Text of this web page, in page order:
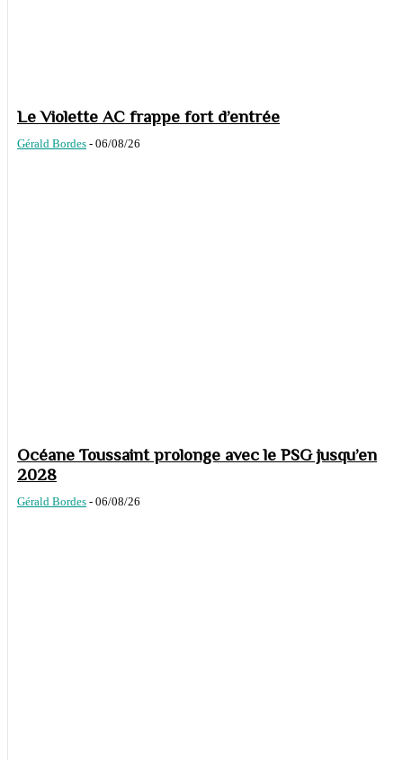
Le Violette AC frappe fort d’entrée
Gérald Bordes - 06/08/26
Océane Toussaint prolonge avec le PSG jusqu’en
2028
Gérald Bordes - 06/08/26